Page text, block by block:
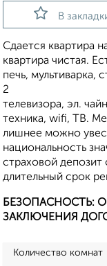
В
Сдается квартира
квартира чистая.
печь, мультиварка,
2
телевизора, эл.
техника, wifi, ТВ.
лишнее можно
национальность
страховой
длительный срок
БЕЗОПАСНОСТЬ:
ЗАКЛЮЧЕНИЯ
Количество комнат